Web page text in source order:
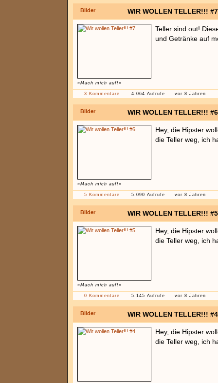
Bilder WIR WOLLEN TELLER!!! #7
«Mach mich auf!»
Teller sind out!
und Getränke auf
3 Kommentare 4.064 Aufrufe vor 8 Jahren
Bilder WIR WOLLEN TELLER!!! #6
«Mach mich auf!»
Hey, die Hipster
die Teller weg, ich
5 Kommentare 5.090 Aufrufe vor 8 Jahren
Bilder WIR WOLLEN TELLER!!! #5
«Mach mich auf!»
Hey, die Hipster
die Teller weg, ich
0 Kommentare 5.145 Aufrufe vor 8 Jahren
Bilder WIR WOLLEN TELLER!!! #4
Hey, die Hipster
die Teller weg, ich